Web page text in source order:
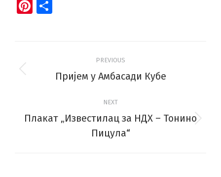
Pinterest
navigation
PREVIOUS
Previous
Пријем у Амбасади Кубе
NEXT
Next
post:
Плакат „Известилац за НДХ – Тонино
Пицула“